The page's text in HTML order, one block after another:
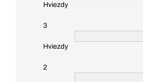
Hviezdy
3
Hviezdy
2